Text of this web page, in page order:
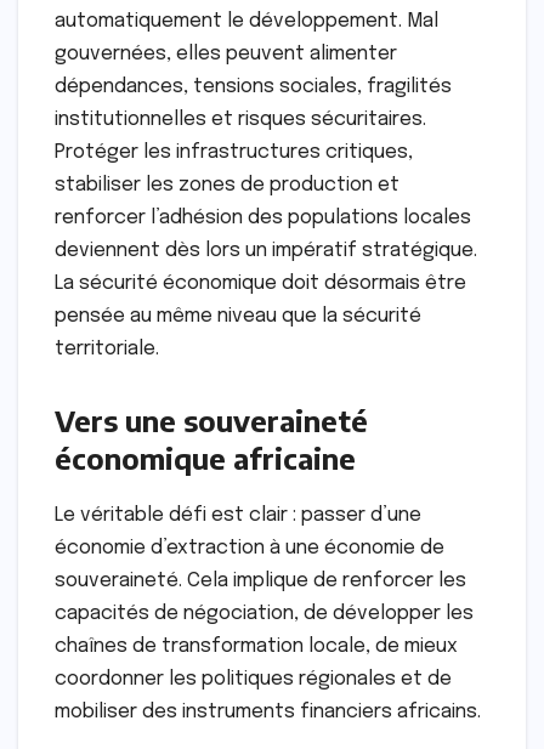
automatiquement le développement. Mal
gouvernées, elles peuvent alimenter
dépendances, tensions sociales, fragilités
institutionnelles et risques sécuritaires.
Protéger les infrastructures critiques,
stabiliser les zones de production et
renforcer l’adhésion des populations locales
deviennent dès lors un impératif stratégique.
La sécurité économique doit désormais être
pensée au même niveau que la sécurité
territoriale.
Vers une souveraineté
économique africaine
Le véritable défi est clair : passer d’une
économie d’extraction à une économie de
souveraineté. Cela implique de renforcer les
capacités de négociation, de développer les
chaînes de transformation locale, de mieux
coordonner les politiques régionales et de
mobiliser des instruments financiers africains.